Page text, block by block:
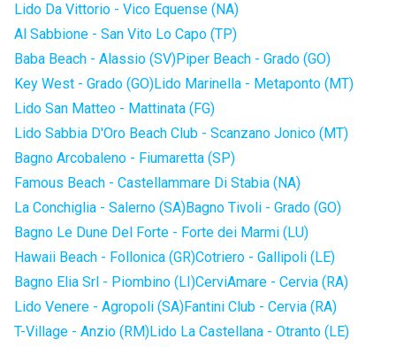
Lido Da Vittorio - Vico Equense (NA)
Al Sabbione - San Vito Lo Capo (TP)
Baba Beach - Alassio (SV)Piper Beach - Grado (GO)
Key West - Grado (GO)Lido Marinella - Metaponto (MT)
Lido San Matteo - Mattinata (FG)
Lido Sabbia D'Oro Beach Club - Scanzano Jonico (MT)
Bagno Arcobaleno - Fiumaretta (SP)
Famous Beach - Castellammare Di Stabia (NA)
La Conchiglia - Salerno (SA)Bagno Tivoli - Grado (GO)
Bagno Le Dune Del Forte - Forte dei Marmi (LU)
Hawaii Beach - Follonica (GR)Cotriero - Gallipoli (LE)
Bagno Elia Srl - Piombino (LI)CerviAmare - Cervia (RA)
Lido Venere - Agropoli (SA)Fantini Club - Cervia (RA)
T-Village - Anzio (RM)Lido La Castellana - Otranto (LE)